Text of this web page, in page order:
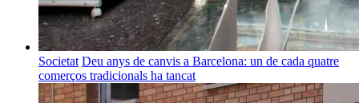
Societat Deu anys de canvis a Barcelona: un de cada quatre
comerços tradicionals ha tancat